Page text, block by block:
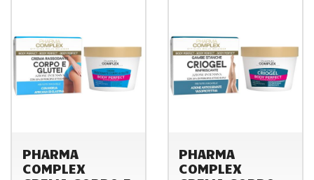
PHARMA
COMPLEX
PHARMA
COMPLEX